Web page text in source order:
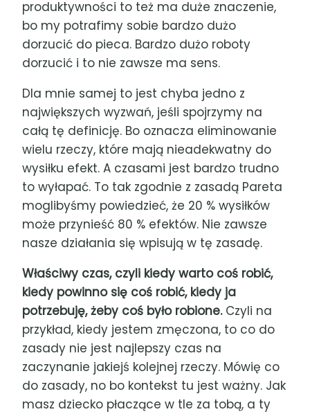
produktywności to też ma duże znaczenie,
bo my potrafimy sobie bardzo dużo
dorzucić do pieca. Bardzo dużo roboty
dorzucić i to nie zawsze ma sens.
Dla mnie samej to jest chyba jedno z
największych wyzwań, jeśli spojrzymy na
całą tę definicję. Bo oznacza eliminowanie
wielu rzeczy, które mają nieadekwatny do
wysiłku efekt. A czasami jest bardzo trudno
to wyłapać. To tak zgodnie z zasadą Pareta
moglibyśmy powiedzieć, że 20 % wysiłków
może przynieść 80 % efektów. Nie zawsze
nasze działania się wpisują w tę zasadę.
Właściwy czas, czyli kiedy warto coś robić,
kiedy powinno się coś robić, kiedy ja
potrzebuję, żeby coś było robione. Czyli na
przykład, kiedy jestem zmęczona, to co do
zasady nie jest najlepszy czas na
zaczynanie jakiejś kolejnej rzeczy. Mówię co
do zasady, no bo kontekst tu jest ważny. Jak
masz dziecko płaczące w tle za tobą, a ty